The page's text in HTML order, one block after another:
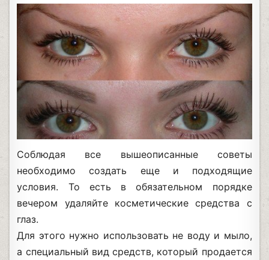
Соблюдая все вышеописанные советы
необходимо создать еще и подходящие
условия. То есть в обязательном порядке
вечером удаляйте косметические средства с
глаз.
Для этого нужно использовать не воду и мыло,
а специальный вид средств, который продается